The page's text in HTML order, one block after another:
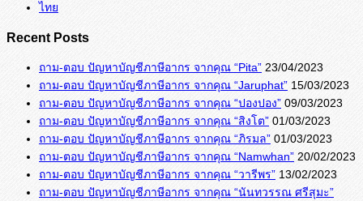
ไทย
Recent Posts
ถาม-ตอบ ปัญหาบัญชีภาษีอากร จากคุณ “Pita” 23/04/2023
ถาม-ตอบ ปัญหาบัญชีภาษีอากร จากคุณ “Jaruphat” 15/03/2023
ถาม-ตอบ ปัญหาบัญชีภาษีอากร จากคุณ “ปองปอง” 09/03/2023
ถาม-ตอบ ปัญหาบัญชีภาษีอากร จากคุณ “สิงโต” 01/03/2023
ถาม-ตอบ ปัญหาบัญชีภาษีอากร จากคุณ “ภิรมล” 01/03/2023
ถาม-ตอบ ปัญหาบัญชีภาษีอากร จากคุณ “Namwhan” 20/02/2023
ถาม-ตอบ ปัญหาบัญชีภาษีอากร จากคุณ “วารีพร” 13/02/2023
ถาม-ตอบ ปัญหาบัญชีภาษีอากร จากคุณ “นันทวรรณ ศรีสุมะ”